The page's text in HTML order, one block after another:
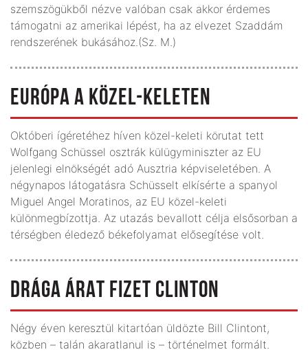
szemszögükből nézve valóban csak akkor érdemes
támogatni az amerikai lépést, ha az elvezet Szaddám
rendszerének bukásához.(Sz. M.)
EURÓPA A KÖZEL-KELETEN
Októberi ígéretéhez híven közel-keleti körutat tett
Wolfgang Schüssel osztrák külügyminiszter az EU
jelenlegi elnökségét adó Ausztria képviseletében. A
négynapos látogatásra Schüsselt elkísérte a spanyol
Miguel Angel Moratinos, az EU közel-keleti
különmegbízottja. Az utazás bevallott célja elsősorban a
térségben éledező békefolyamat elősegítése volt.
DRÁGA ÁRAT FIZET CLINTON
Négy éven keresztül kitartóan üldözte Bill Clintont,
közben – talán akaratlanul is – történelmet formált.